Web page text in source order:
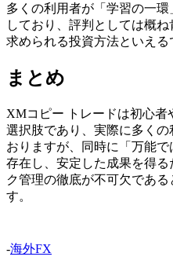
多くの利用者が「学習の一
しており、評判としては概
求められる投資方法といえる
まとめ
XMコピー トレードは初心者
選択肢であり、実際に多く
おりますが、同時に「万能
存在し、安定した成果を得
ク管理の徹底が不可欠であ
す。
-海外FX